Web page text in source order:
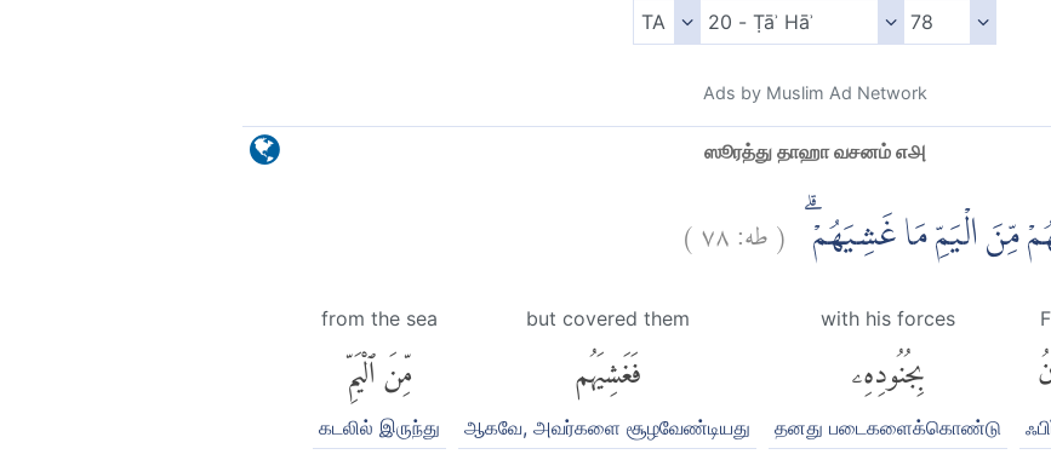
Ads by Muslim Ad Network
ஸூரத்து தாஹா வசனம் ௭௮
مِّنَ الْيَمِّ مَا غَشِيَهُمْ (طه:٧٨)
with his forces
بِجُنُودِهِۦ
தனது படைகளைக்கொண்டு
but covered them
فَغَشِيَهُم
ஆகவே, அவர்களை சூழவேண்டியது
from the sea
مِّنَ ٱلْيَمِّ
கடலில் இருந்து